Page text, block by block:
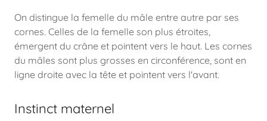
On distingue la femelle du mâle entre autre par ses
cornes. Celles de la femelle son plus étroites,
émergent du crâne et pointent vers le haut. Les cornes
du mâles sont plus grosses en circonférence, sont en
ligne droite avec la tête et pointent vers l'avant.
Instinct maternel